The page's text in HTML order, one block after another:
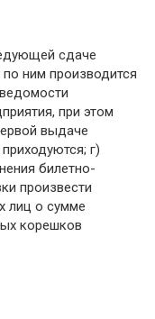
сдаче
ним производится
при этом
выдаче
г)
билетно-
произвести
лиц о сумме
корешков